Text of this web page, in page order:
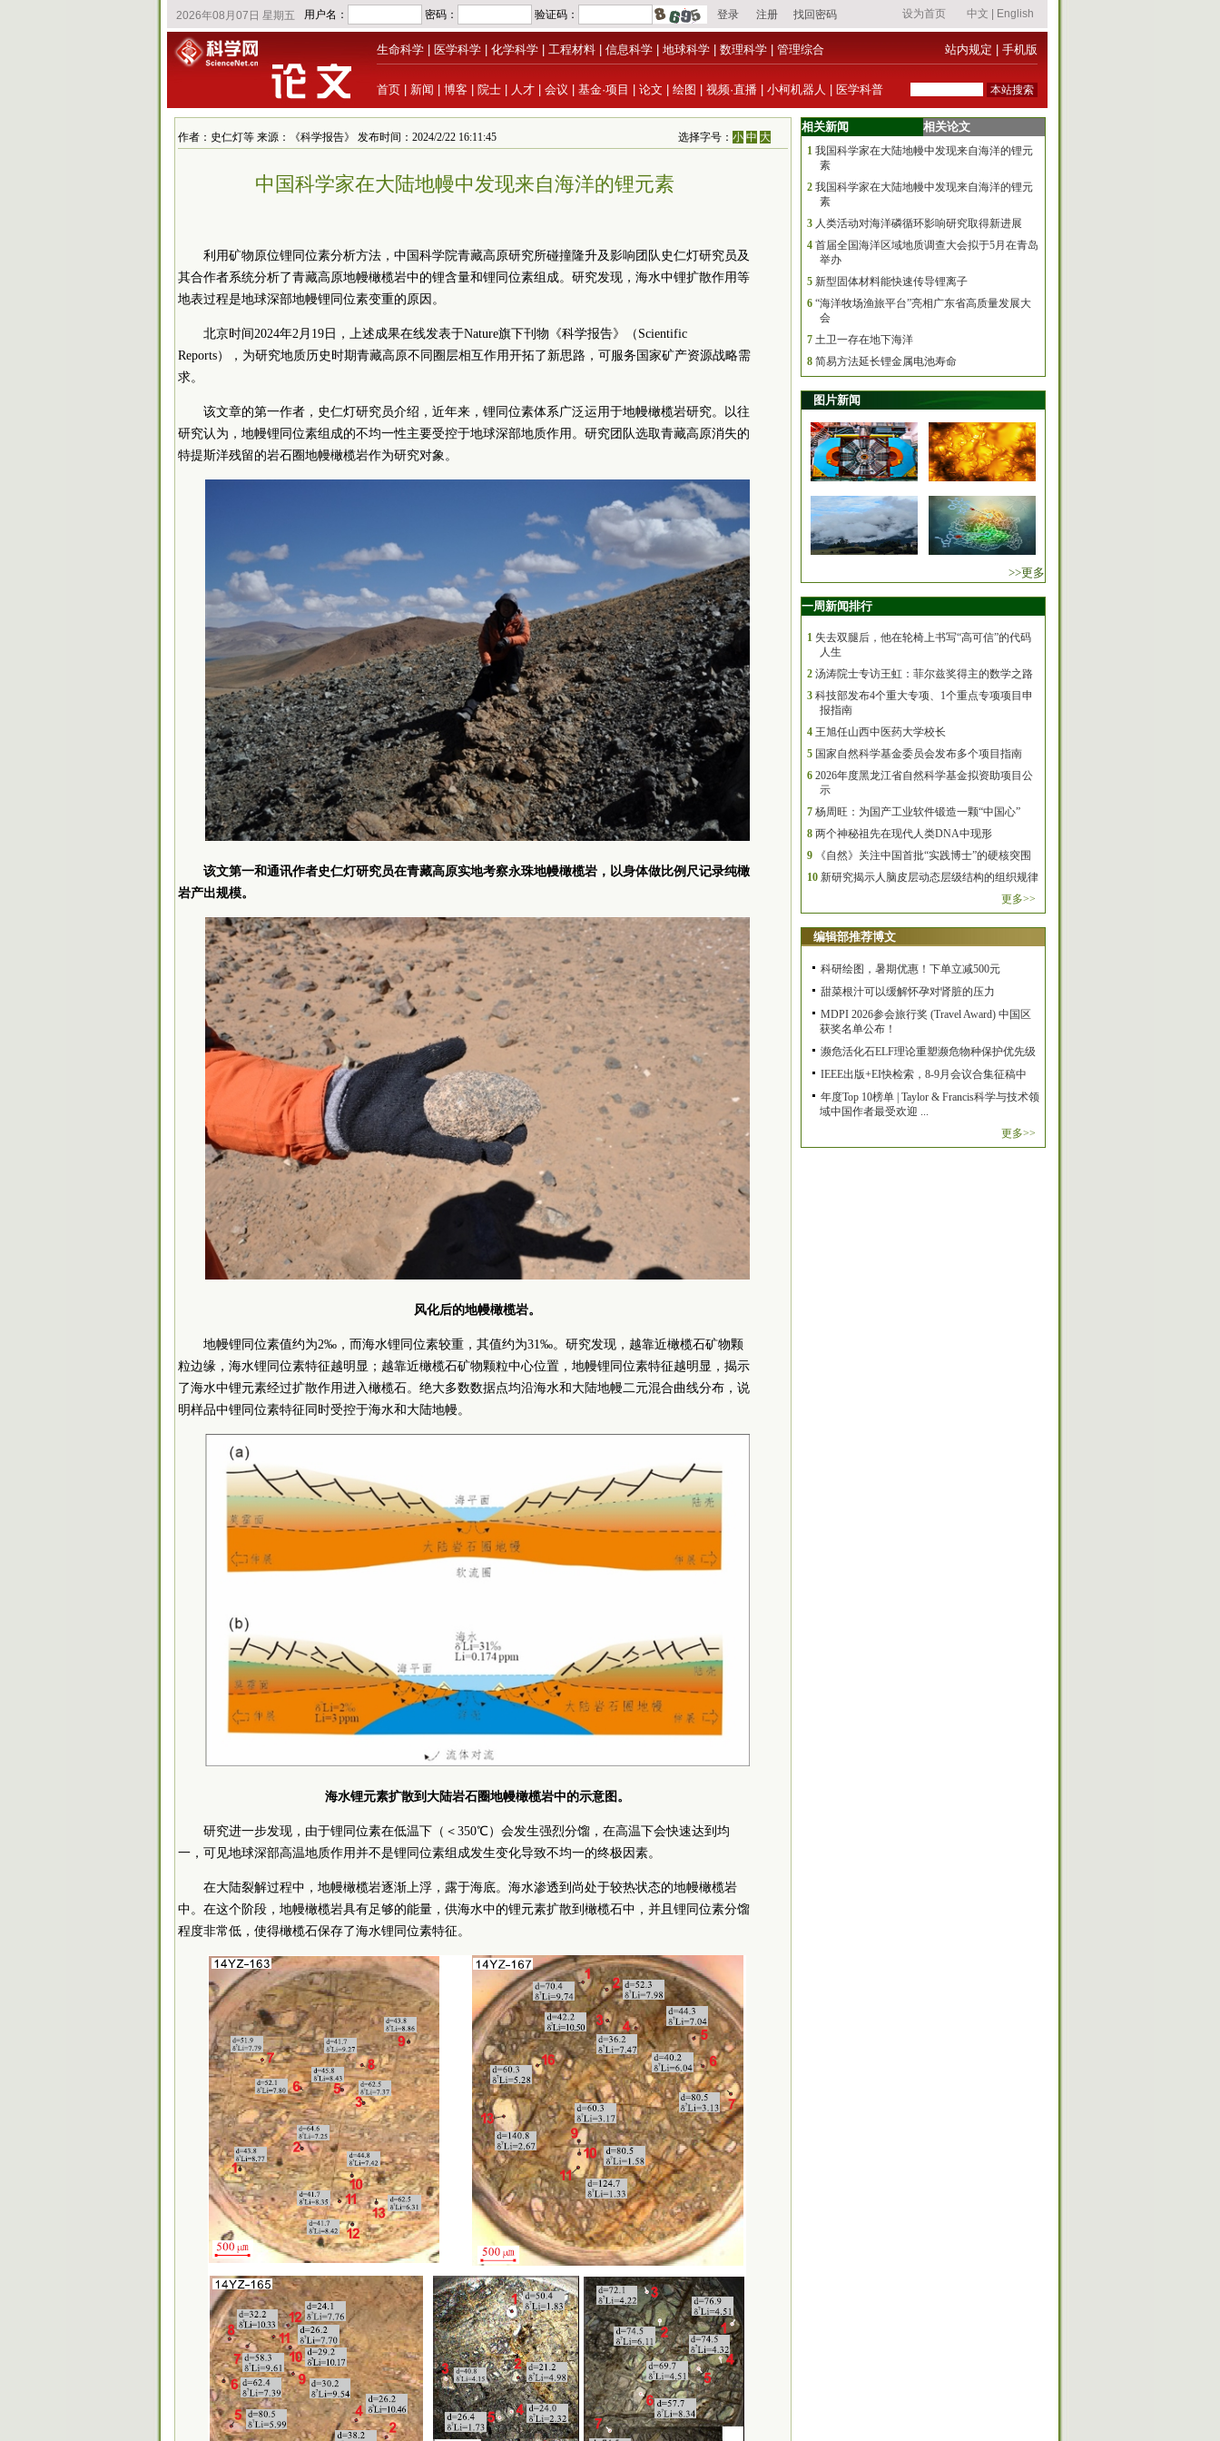
生命科学 医学科学 化学科学 工程材料 信息科学 地球科学 数理科学 管理综合 站内规定 手机版
首页 新闻 博客 院士 人才 会议 基金·项目 论文 绘图 视频·直播 小柯机器人 医学科普
作者：史仁灯等 来源：《科学报告》 发布时间：2024/2/22 16:11:45 选择字号：小 中 大
中国科学家在大陆地幔中发现来自海洋的锂元素
利用矿物原位锂同位素分析方法，中国 科学院青藏高原研究所碰撞隆升及影响团队史仁灯研究员及
其合作者系统分析了青藏高原地幔橄榄岩中的锂含量和锂同位素组成。研究发现，海水中锂扩散作用等
地表过程是地球深部地幔锂同位素变重的原因。
北京时间2024年2月19日，上述成果在线发表于Nature旗下刊物《科学报告》（Scientific
Reports），为研究地质历史时期青藏高原不同圈层相互作用开拓了新思路，可服务国家矿产资源战略需
求。
该文章的第一作者，史仁灯研究员介绍，近年来，锂同位素体系广泛运用于地幔橄榄岩研究。以往
研究认为，地幔锂同位素组成的不均一性主要受控于地球深部地质作用。研究团队选取青藏高原消失的
特提斯洋残留的岩石圈地幔橄榄岩作为研究对象。
该文第一和通讯作者史仁灯研究员在青藏高原实地考察永珠地幔橄榄岩，以身体做比例尺记录纯橄
岩产出规模。
风化后的地幔橄榄岩。
地幔锂同位素值约为2‰，而海水锂同位素较重，其值约为31‰。研究发现，越靠近橄榄石矿物颗
粒边缘，海水锂同位素特征越明显；越靠近橄榄石矿物颗粒中心位置，地幔锂同位素特征越明显，揭示
了海水中锂元素经过扩散作用进入橄榄石。绝大多数数据点均沿海水和大陆地幔二元混合曲线分布，说
明样品中锂同位素特征同时受控于海水和大陆地幔。
海水锂元素扩散到大陆岩石圈地幔橄榄岩中的示意图。
研究进一步发现，由于锂同位素在低温下（＜350℃）会发生强烈分馏，在高温下会快速达到均
一，可见地球深部高温地质作用并不是锂同位素组成发生变化导致不均一的终极因素。
在大陆裂解过程中，地幔橄榄岩逐渐上浮，露于海底。海水渗透到尚处于较热状态的地幔橄榄岩
中。在这个阶段，地幔橄榄岩具有足够的能量，供海水中的锂元素扩散到橄榄石中，并且锂同位素分馏
程度非常低，使得橄榄石保存了海水锂同位素特征。
相关新闻 相关论文
1 我国科学家在大陆地幔中发现来自海洋的锂元
素
2 我国科学家在大陆地幔中发现来自海洋的锂元
素
3 人类活动对海洋磷循环影响研究取得新进展
4 首届全国海洋区域地质调查大会拟于5月在青岛
举办
5 新型固体材料能快速传导锂离子
6 “海洋牧场渔旅平台”亮相广东省高质量发展大
会
7 土卫一存在地下海洋
8 简易方法延长锂金属电池寿命
图片新闻
>>更多
一周新闻排行
1 失去双腿后，他在轮椅上书写“高可信”的代码
人生
2 汤涛院士专访王虹：菲尔兹奖得主的数学之路
3 科技部发布4个重大专项、1个重点专项项目申
报指南
4 王旭任山西中医药大学校长
5 国家自然科学基金委员会发布多个项目指南
6 2026年度黑龙江省自然科学基金拟资助项目公
示
7 杨周旺：为国产工业软件锻造一颗“中国心”
8 两个神秘祖先在现代人类DNA中现形
9
《自然》关注中国首批“实践博士”的硬核突围
10 新研究揭示人脑皮层动态层级结构的组织规律
更多>>
编辑部推荐博文
科研绘图，暑期优惠！下单立减500元
甜菜根汁可以缓解怀孕对肾脏的压力
MDPI 2026参会旅行奖 (Travel Award) 中国区
获奖名单公布！
濒危活化石ELF理论重塑濒危物种保护优先级
IEEE出版+EI快检索，8-9月会议合集征稿中
年度Top 10榜单 | Taylor & Francis科学与技术领
域中国作者最受欢迎 ...
更多>>